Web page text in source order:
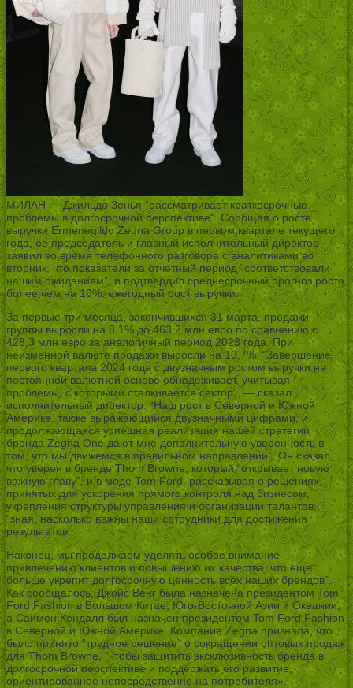
МИЛАН — Джильдо Зенья “рассматривает краткосрочные
проблемы в долгосрочной перспективе”. Сообщая о росте
выручки Ermenegildo Zegna Group в первом квартале текущего
года, ее председатель и главный исполнительный директор
заявил во время телефонного разговора с аналитиками во
вторник, что показатели за отчетный период “соответствовали
нашим ожиданиям”, и подтвердил среднесрочный прогноз роста
более чем на 10%. ежегодный рост выручки.
За первые три месяца, закончившихся 31 марта, продажи
группы выросли на 8,1% до 463,2 млн евро по сравнению с
428,3 млн евро за аналогичный период 2023 года. При
неизменной валюте продажи выросли на 10,7%. “Завершение
первого квартала 2024 года с двузначным ростом выручки на
постоянной валютной основе обнадеживает, учитывая
проблемы, с которыми сталкивается сектор”, — сказал
исполнительный директор. “Наш рост в Северной и Южной
Америке, также выражающийся двузначными цифрами, и
продолжающаяся успешная реализация нашей стратегии
бренда Zegna One дают мне дополнительную уверенность в
том, что мы движемся в правильном направлении”. Он сказал,
что уверен в бренде Thom Browne, который “открывает новую
важную главу”, и в моде Tom Ford, рассказывая о решениях,
принятых для ускорения прямого контроля над бизнесом,
укрепления структуры управления и организации талантов,
“зная, насколько важны наши сотрудники для достижения
результатов.
Наконец, мы продолжаем уделять особое внимание
привлечению клиентов и повышению их качества, что еще
больше укрепит долгосрочную ценность всех наших брендов”.
Как сообщалось, Джойс Венг была назначена президентом Tom
Ford Fashion в Большом Китае, Юго-Восточной Азии и Океании,
а Саймон Кендалл был назначен президентом Tom Ford Fashion
в Северной и Южной Америке. Компания Zegna признала, что
было принято “трудное решение” о сокращении оптовых продаж
для Thom Browne, “чтобы защитить эксклюзивность бренда в
долгосрочной перспективе и поддержать его развитие,
ориентированное непосредственно на потребителя».